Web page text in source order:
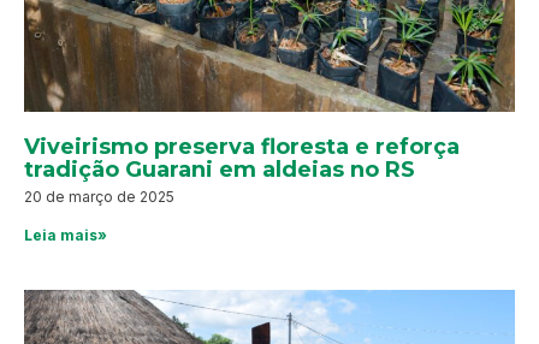
Viveirismo preserva floresta e reforça
tradição Guarani em aldeias no RS
20 de março de 2025
Leia mais»